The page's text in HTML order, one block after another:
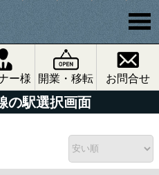
ー様 開業・移転 お問合せ
の駅選択画面